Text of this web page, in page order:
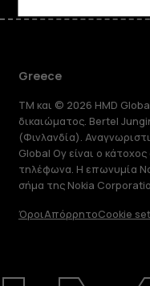
Επισκευή,
Greece
TM και © 2026 HMD
δικαιώματος. Bertel
(Φινλανδία).
Global Oy είναι ο
τηλέφωνα. Η επωνυμία
σήμα της Nokia
ΌροιΑπόρρητοCookie